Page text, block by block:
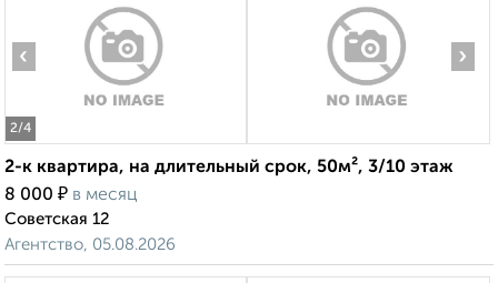
2/4
‹ ›
2-к квартира, на длительный срок, 50м², 3/10 этаж
8 000 ₽ в месяц
Советская 12
Агентство, 05.08.2026